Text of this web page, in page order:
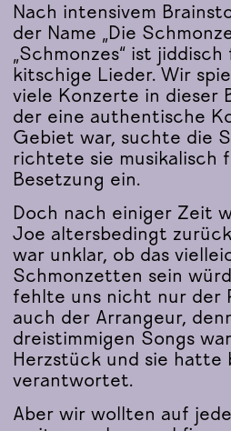
Nach intensivem
der Name „Die
„Schmonzes“ ist
kitschige Lieder. Wir
viele Konzerte in dieser
der eine authentische
Gebiet war, suchte die
richtete sie musikalisch
Besetzung ein.
Doch nach einiger Zeit
Joe altersbedingt
war unklar, ob das
Schmonzetten sein
fehlte uns nicht nur der
auch der Arrangeur,
dreistimmigen Songs
Herzstück und sie hatte
verantwortet.
Aber wir wollten auf